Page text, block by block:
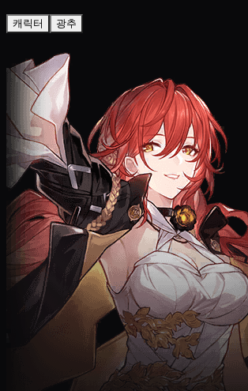
캐릭터 광추